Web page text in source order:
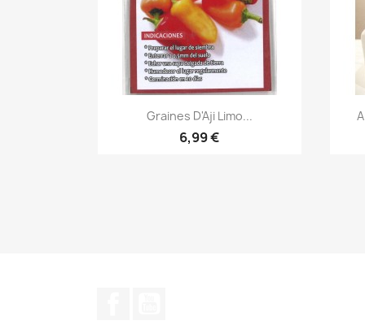
Aperçu rapide
Graines D'Aji Limo...
6,99 €